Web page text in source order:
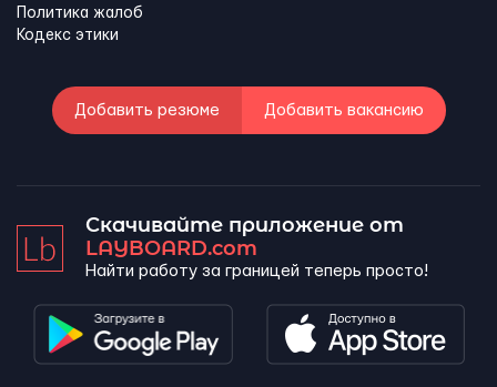
Политика жалоб
Кодекс этики
Добавить резюме Добавить вакансию
Скачивайте приложение от
LAYBOARD.com
Найти работу за границей теперь просто!